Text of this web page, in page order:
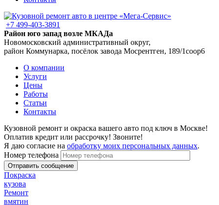
+7 499-403-3891
Район юго запад возле МКАДа
Новомосковский административный округ,
район Коммунарка, посёлок завода Мосрентген, 189/1соор6
О компании
Услуги
Цены
Работы
Статьи
Контакты
Кузовной ремонт и окраска вашего авто под ключ в Москве!
Оплатив кредит или рассрочку! Звоните!
Я даю согласие на обработку моих персональных данных.
Номер телефона
Покраска
кузова
Ремонт
вмятин